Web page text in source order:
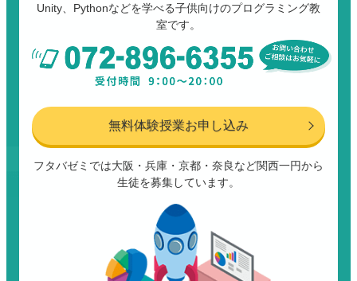
Unity、Pythonなどを学べる子供向けのプログラミング教
室です。
無料体験授業お申し込み
フタバゼミでは大阪・兵庫・京都・奈良など関西一円から
生徒を募集しています。